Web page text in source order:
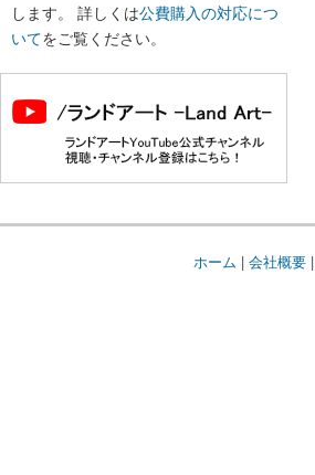
します。 詳しくは公費購入の対応につ
いてをご覧ください。
ホーム | 会社概要|